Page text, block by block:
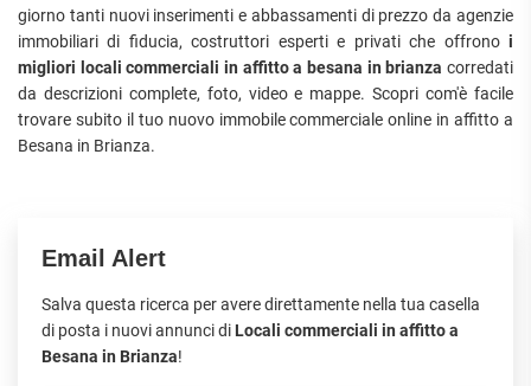
giorno tanti nuovi inserimenti e abbassamenti di prezzo da agenzie
immobiliari di fiducia, costruttori esperti e privati che offronoi
migliori locali commerciali in affitto a besana in brianza corredati
da descrizioni complete, foto, video e mappe. Scopri com'è facile
trovare subito il tuo nuovo immobile commerciale online in affitto a
Besana in Brianza.
Email Alert
Salva questa ricerca per avere direttamente nella tua casella
di posta i nuovi annunci di Locali commerciali in affitto a
Besana in Brianza!